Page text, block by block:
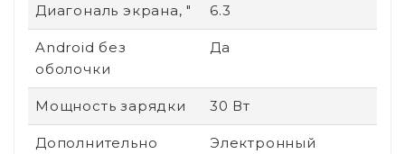
Диагональ экрана, " 6.3
Android без
оболочки
Да
Мощность зарядки 30 Вт
Дополнительно
Электронный